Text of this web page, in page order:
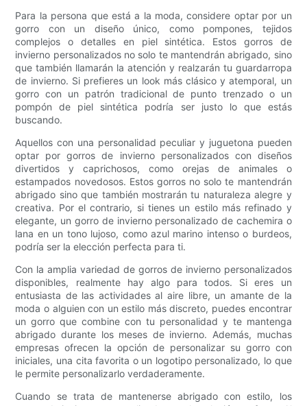
Para la persona que está a la moda, considere optar por un
gorro con un diseño único, como pompones, tejidos
complejos o detalles en piel sintética. Estos gorros de
invierno personalizados no solo te mantendrán abrigado, sino
que también llamarán la atención y realzarán tu guardarropa
de invierno. Si prefieres un look más clásico y atemporal, un
gorro con un patrón tradicional de punto trenzado o un
pompón de piel sintética podría ser justo lo que estás
buscando.
Aquellos con una personalidad peculiar y juguetona pueden
optar por gorros de invierno personalizados con diseños
divertidos y caprichosos, como orejas de animales o
estampados novedosos. Estos gorros no solo te mantendrán
abrigado sino que también mostrarán tu naturaleza alegre y
creativa. Por el contrario, si tienes un estilo más refinado y
elegante, un gorro de invierno personalizado de cachemira o
lana en un tono lujoso, como azul marino intenso o burdeos,
podría ser la elección perfecta para ti.
Con la amplia variedad de gorros de invierno personalizados
disponibles, realmente hay algo para todos. Si eres un
entusiasta de las actividades al aire libre, un amante de la
moda o alguien con un estilo más discreto, puedes encontrar
un gorro que combine con tu personalidad y te mantenga
abrigado durante los meses de invierno. Además, muchas
empresas ofrecen la opción de personalizar su gorro con
iniciales, una cita favorita o un logotipo personalizado, lo que
le permite personalizarlo verdaderamente.
Cuando se trata de mantenerse abrigado con estilo, los